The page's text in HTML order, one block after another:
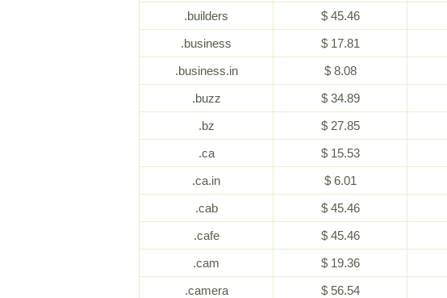
.builders
$ 45.46
.business
$ 17.81
.business.in
$ 8.08
.buzz
$ 34.89
.bz
$ 27.85
.ca
$ 15.53
.ca.in
$ 6.01
.cab
$ 45.46
.cafe
$ 45.46
.cam
$ 19.36
.camera
$ 56.54